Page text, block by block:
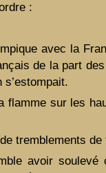
:
avec la
de la part
sur les
tremblements
avoir